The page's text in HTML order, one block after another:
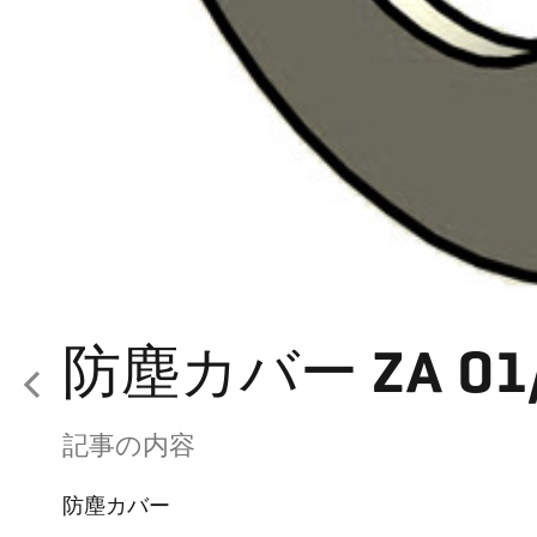
防塵カバー ZA
記事の内容
防塵カバー